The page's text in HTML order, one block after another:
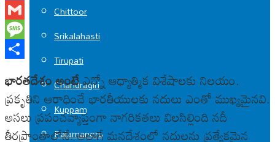
Chittoor
Srikalahasti
Tirupati
Chandragiri
Kuppam
Palamaneru
Messenger
Gmail
Message
భారతదేశం అంటేఎన్నో ఆధ్యాత్మిక విశేషాలకు నిలయం.
ప్రకృతిని ఆరాధించే భారతీయులకు నదులు ఎంతో ముఖ్యమైనవి.
అసలు ప్రపంచవ్యాప్తంగా నాగరికతలు విలసిల్లింది నదీ
తీరప్రాంతాల్లోనే. అలాగే మనదేశంలో నదులను ప్రత్యేకమైన